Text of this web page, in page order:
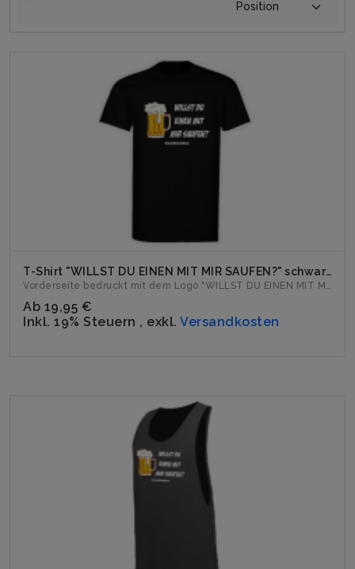
T-Shirt "WILLST DU EINEN MIT MIR SAUFEN?" schwarz
Vorderseite bedruckt mit dem Logo "WILLST DU EINEN MIT MIR S...
Ab 19,95 €
Inkl. 19% Steuern , exkl. Versandkosten